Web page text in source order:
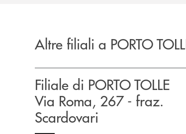
Altre filiali a PORTO
Filiale di PORTO TOLLE
Via Roma, 267 - fraz.
Scardovari